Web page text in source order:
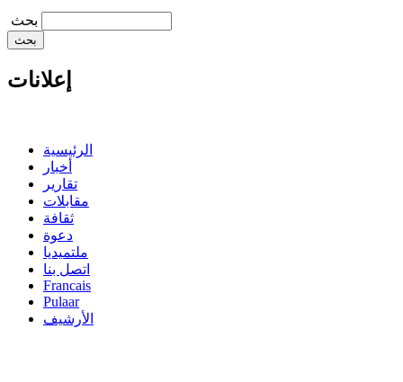
‏بحث ‏
إعلانات
الرئيسية
أخبار
تقارير
مقابلات
ثقافة
دعوة
ملتميديا
اتصل بنا
Francais
Pulaar
الأرشيف